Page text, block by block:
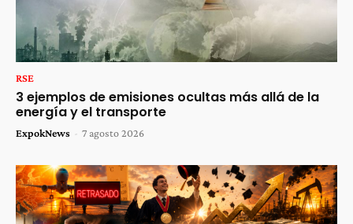
RSE
3 ejemplos de emisiones ocultas más allá de la
energía y el transporte
ExpokNews - 7 agosto 2026